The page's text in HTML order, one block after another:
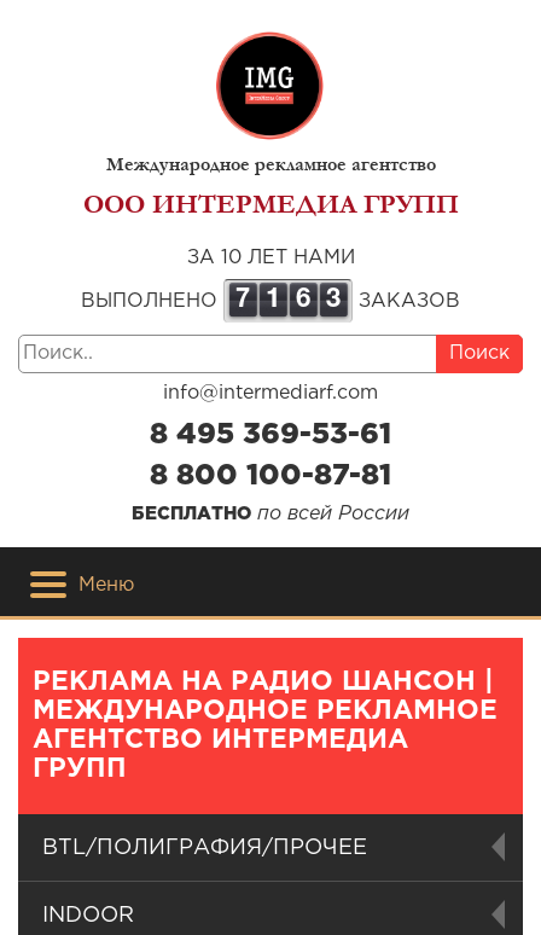
Международное рекламное агентство
ООО ИНТЕРМЕДИА ГРУПП
ЗА 10 ЛЕТ НАМИ
ВЫПОЛНЕНО 7 1 6 3 ЗАКАЗОВ
Поиск
info@intermediarf.com
8 495 369-53-61
8 800 100-87-81
БЕСПЛАТНО по всей России
Меню
РЕКЛАМА НА РАДИО ШАНСОН |
МЕЖДУНАРОДНОЕ РЕКЛАМНОЕ
АГЕНТСТВО ИНТЕРМЕДИА
ГРУПП
BTL/ПОЛИГРАФИЯ/ПРОЧЕЕ
INDOOR